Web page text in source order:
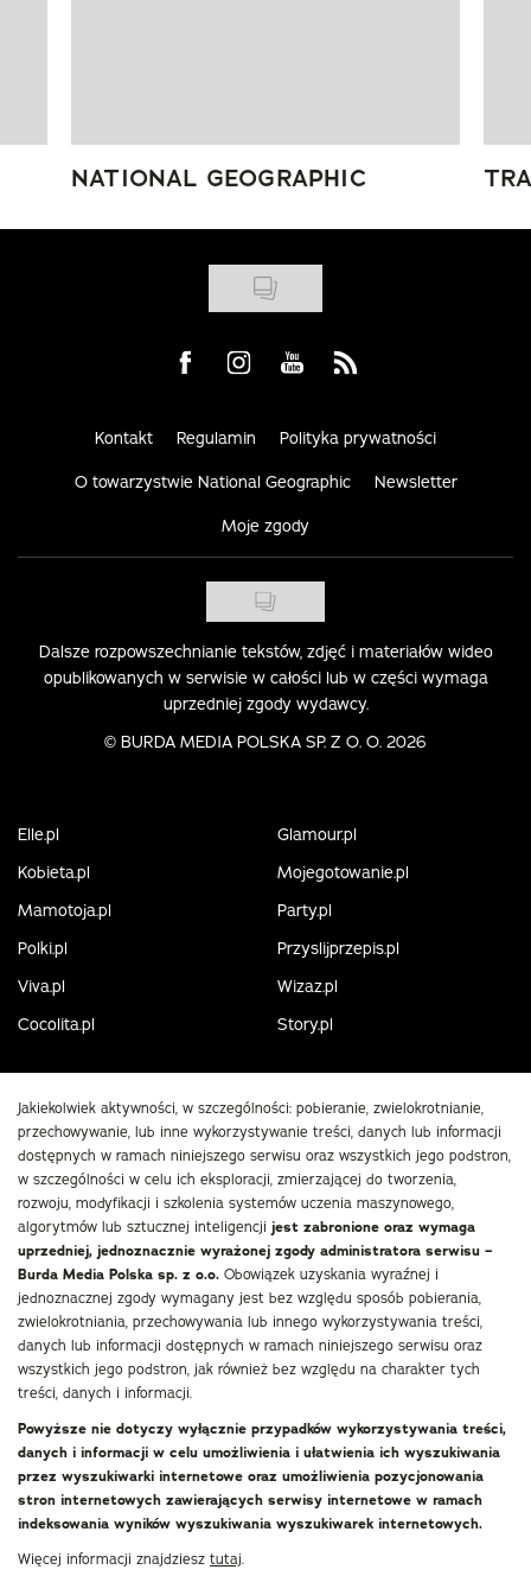
NATIONAL GEOGRAPHIC
Visit us on Facebook
Visit us on Instagram
Visit us on Youtube
Visit us on Rss
Kontakt Regulamin Polityka prywatności
O towarzystwie National Geographic Newsletter
Moje zgody
Dalsze rozpowszechnianie tekstów, zdjęć i materiałów wideo
opublikowanych w serwisie w całości lub w części wymaga
uprzedniej zgody wydawcy.
© BURDA MEDIA POLSKA SP. Z O. O. 2026
Elle.pl
Glamour.pl
Kobieta.pl
Mojegotowanie.pl
Mamotoja.pl
Party.pl
Polki.pl
Przyslijprzepis.pl
Viva.pl
Wizaz.pl
Cocolita.pl
Story.pl
Jakiekolwiek aktywności, w szczególności: pobieranie, zwielokrotnianie,
przechowywanie, lub inne wykorzystywanie treści, danych lub informacji
dostępnych w ramach niniejszego serwisu oraz wszystkich jego podstron,
w szczególności w celu ich eksploracji, zmierzającej do tworzenia,
rozwoju, modyfikacji i szkolenia systemów uczenia maszynowego,
algorytmów lub sztucznej inteligencji jest zabronione oraz wymaga
uprzedniej, jednoznacznie wyrażonej zgody administratora serwisu –
Burda Media Polska sp. z o.o. Obowiązek uzyskania wyraźnej i
jednoznacznej zgody wymagany jest bez względu sposób pobierania,
zwielokrotniania, przechowywania lub innego wykorzystywania treści,
danych lub informacji dostępnych w ramach niniejszego serwisu oraz
wszystkich jego podstron, jak również bez względu na charakter tych
treści, danych i informacji.
Powyższe nie dotyczy wyłącznie przypadków wykorzystywania treści,
danych i informacji w celu umożliwienia i ułatwienia ich wyszukiwania
przez wyszukiwarki internetowe oraz umożliwienia pozycjonowania
stron internetowych zawierających serwisy internetowe w ramach
indeksowania wyników wyszukiwania wyszukiwarek internetowych.
Więcej informacji znajdziesz tutaj.